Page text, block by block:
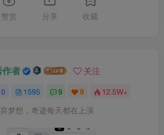
赞赏 分享 收藏
者 关注
1595 9 9 12.5W+
梦想，奇迹每天都在上演